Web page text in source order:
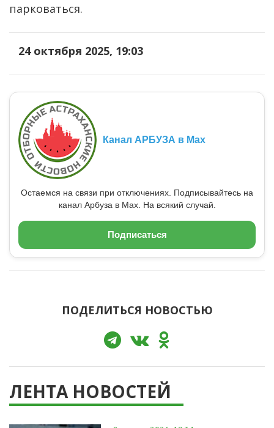
парковаться.
24 октября 2025, 19:03
Канал АРБУЗА в Max
Остаемся на связи при отключениях. Подписывайтесь на
канал Арбуза в Max. На всякий случай.
Подписаться
ПОДЕЛИТЬСЯ НОВОСТЬЮ
ЛЕНТА НОВОСТЕЙ